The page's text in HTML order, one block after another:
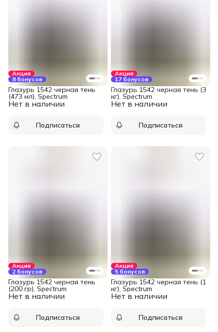
Акция
8 бонусов
Нет в наличии
Глазурь 1542 черная тень
(473 мл), Spectrum
Подписаться
Акция
17 бонусов
Нет в наличии
Глазурь 1542 черная тень (3
кг), Spectrum
Подписаться
Акция
2 бонусов
Нет в наличии
Глазурь 1542 черная тень
(200 гр), Spectrum
Подписаться
Акция
5 бонусов
Нет в наличии
Глазурь 1542 черная тень (1
кг), Spectrum
Подписаться